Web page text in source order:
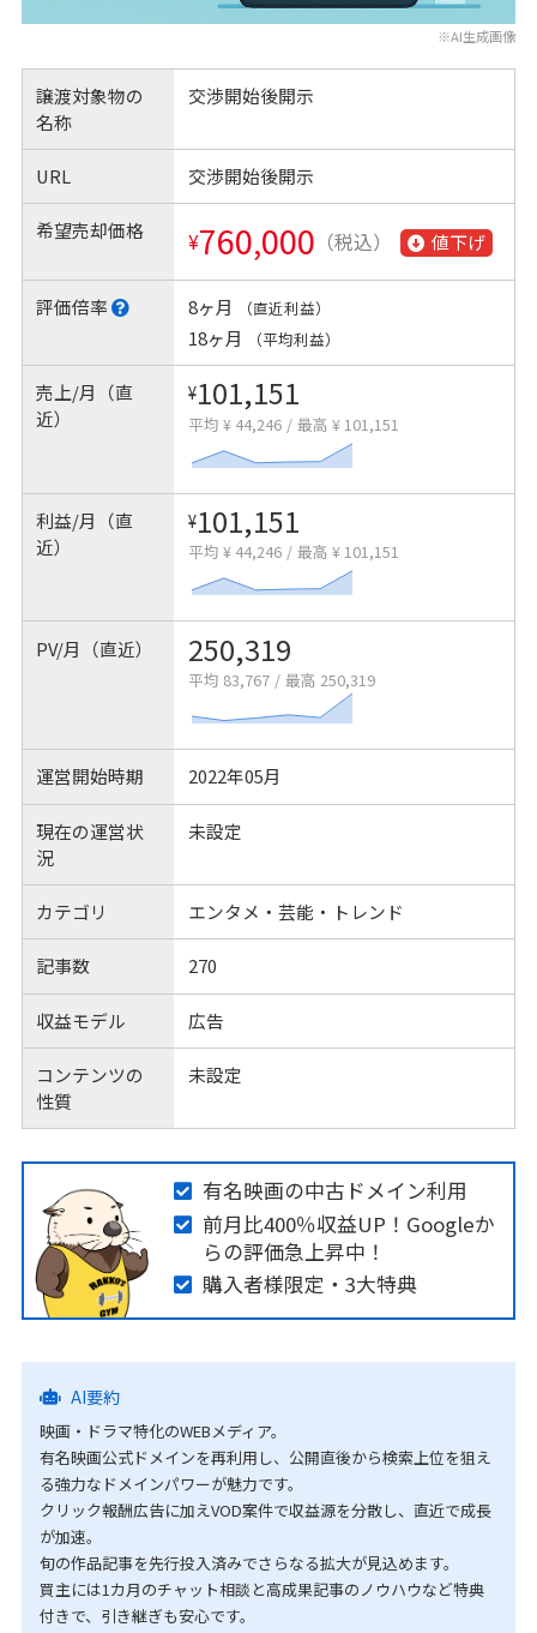
※AI生成画像
譲渡対象物の
名称
交渉開始後開示
URL 交渉開始後開示
希望売却価格 ¥760,000 （税込） 値下げ
評価倍率 8ヶ月 （直近利益）
18ヶ月 （平均利益）
売上/月（直
近）
¥101,151
平均 ¥ 44,246 / 最高 ¥ 101,151
利益/月（直
近）
¥101,151
平均 ¥ 44,246 / 最高 ¥ 101,151
PV/月（直近） 250,319
平均 83,767 / 最高 250,319
運営開始時期 2022年05月
現在の運営状
況
未設定
カテゴリ エンタメ・芸能・トレンド
記事数 270
収益モデル 広告
コンテンツの
性質
未設定
有名映画の中古ドメイン利用
前月比400％収益UP！Googleか
らの評価急上昇中！
購入者様限定・3大特典
AI要約
映画・ドラマ特化のWEBメディア。
有名映画公式ドメインを再利用し、公開直後から検索上位を狙え
る強力なドメインパワーが魅力です。
クリック報酬広告に加えVOD案件で収益源を分散し、直近で成長
が加速。
旬の作品記事を先行投入済みでさらなる拡大が見込めます。
買主には1カ月のチャット相談と高成果記事のノウハウなど特典
付きで、引き継ぎも安心です。